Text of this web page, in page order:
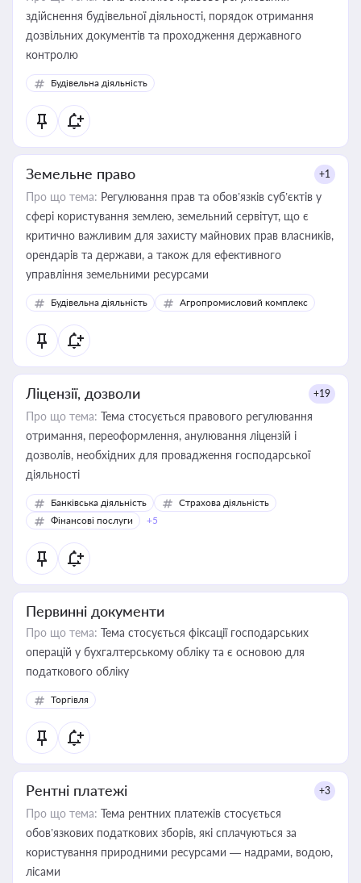
здійснення будівельної діяльності, порядок отримання
дозвільних документів та проходження державного
контролю
Будівельна діяльність
Земельне право +1
Про що тема: Регулювання прав та обов’язків суб’єктів у
сфері користування землею, земельний сервітут, що є
критично важливим для захисту майнових прав власників,
орендарів та держави, а також для ефективного
управління земельними ресурсами
Будівельна діяльність Агропромисловий комплекс
Ліцензії, дозволи +19
Про що тема: Тема стосується правового регулювання
отримання, переоформлення, анулювання ліцензій і
дозволів, необхідних для провадження господарської
діяльності
Банківська діяльність
Страхова діяльність
Фінансові послуги
+5
Первинні документи
Про що тема: Тема стосується фіксації господарських
операцій у бухгалтерському обліку та є основою для
податкового обліку
Торгівля
Рентні платежі +3
Про що тема: Тема рентних платежів стосується
обов’язкових податкових зборів, які сплачуються за
користування природними ресурсами — надрами, водою,
лісами